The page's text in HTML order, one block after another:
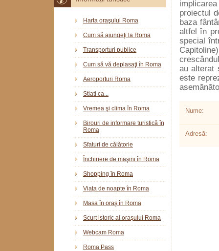
proiectul
baza
altfel în
special
au alterat
este
Nume:
Adresă:
Harta oraşului Roma
Cum să ajungeţi la Roma
Transporturi publice
Cum să vă deplasaţi în Roma
Aeroporturi Roma
Stiati ca...
Vremea şi clima în Roma
Birouri de informare turistică în
Roma
Sfaturi de călătorie
Închiriere de maşini în Roma
Shopping în Roma
Viaţa de noapte în Roma
Masa în oraş în Roma
Scurt istoric al oraşului Roma
Webcam Roma
Roma Pass